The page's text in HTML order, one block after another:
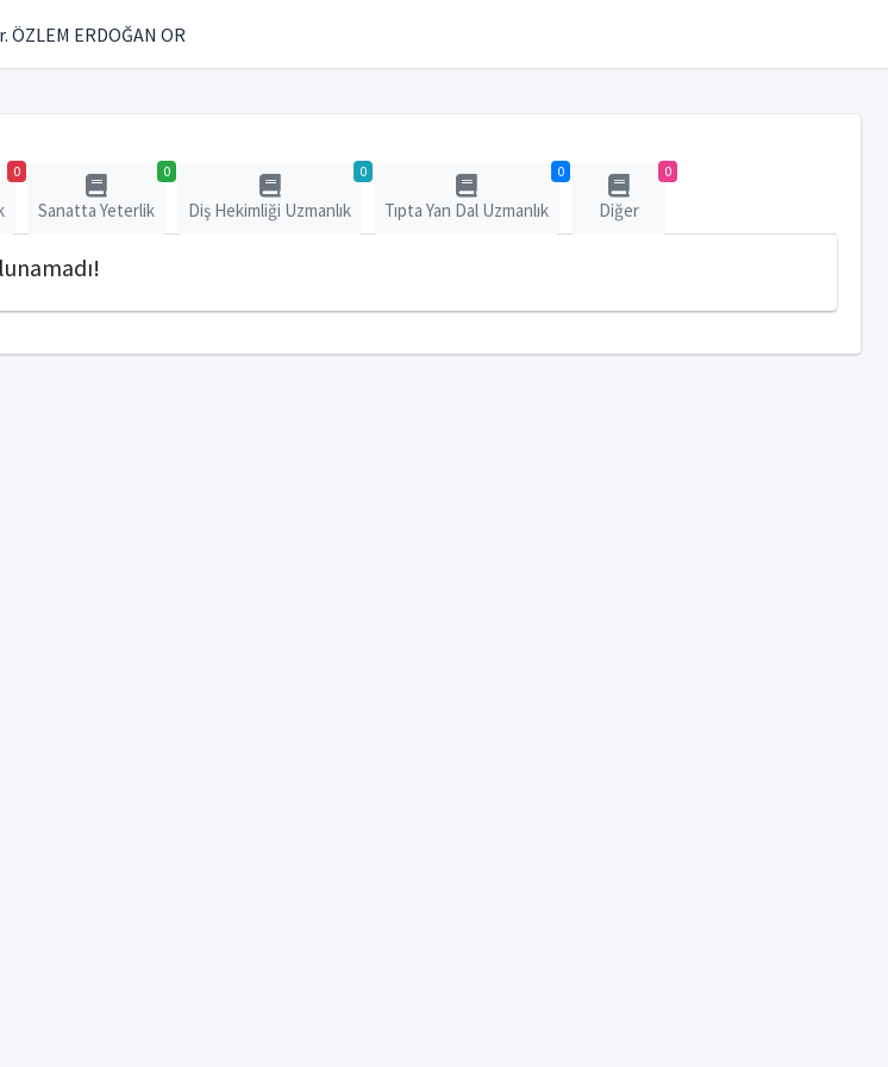
ÖZLEM ERDOĞAN OR
0 0
Sanatta Yeterlik
0
Diş Hekimliği Uzmanlık
0
Tıpta Yan Dal Uzmanlık
0
Diğer